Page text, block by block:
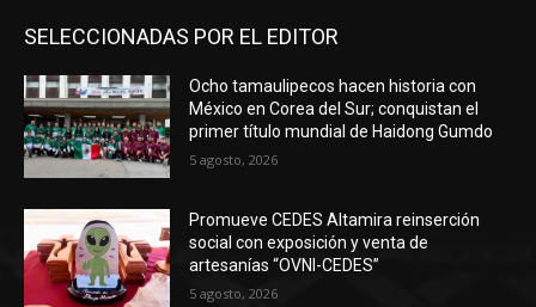
SELECCIONADAS POR EL EDITOR
Ocho tamaulipecos hacen historia con
México en Corea del Sur; conquistan el
primer título mundial de Haidong Gumdo
5 agosto, 2026
Promueve CEDES Altamira reinserción
social con exposición y venta de
artesanías “OVNI-CEDES”
5 agosto, 2026